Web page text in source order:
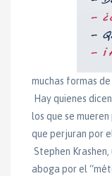
muchas formas
Hay quienes
los que se
que perjuran por
Stephen
aboga por el